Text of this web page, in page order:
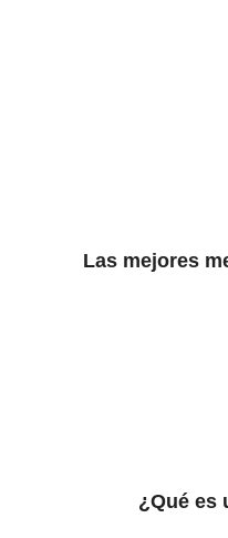
Las mejores
¿Qué es